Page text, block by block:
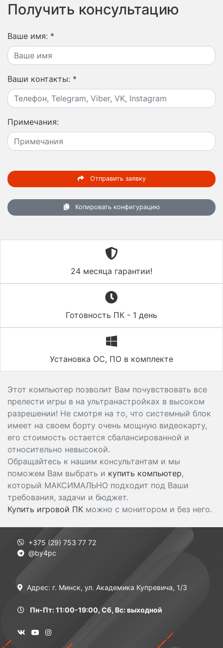
Получить консультацию
Ваше имя: *
Ваши контакты: *
Примечания:
Отправить заявку
Копировать конфигурацию
24 месяца гарантии!
Готовность ПК - 1 день
Установка ОС, ПО в комплекте
Этот компьютер позволит Вам почувствовать все
прелести игры в на ультранастройках в высоком
разрешении! Не смотря на то, что системный блок
имеет на своем борту очень мощную видеокарту,
его стоимость остается сбалансированной и
относительно невысокой.
Обращайтесь к нашим консультантам и мы
поможем Вам выбрать и купить компьютер,
который МАКСИМАЛЬНО подходит под Ваши
требования, задачи и бюджет.
Купить игровой ПК можно с монитором и без него.
+375 (29) 753 77 72
@by4pc
Адрес: г. Минск, ул. Академика Купревича, 1/3
Пн-Пт: 11:00-19:00, Сб, Вс: выходной